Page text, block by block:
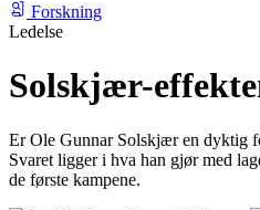
Forskning
Ledelse
Solskjær-
Er Ole Gunnar Solskjær en dyktig
Svaret ligger i hva han gjør med
de første kampene.